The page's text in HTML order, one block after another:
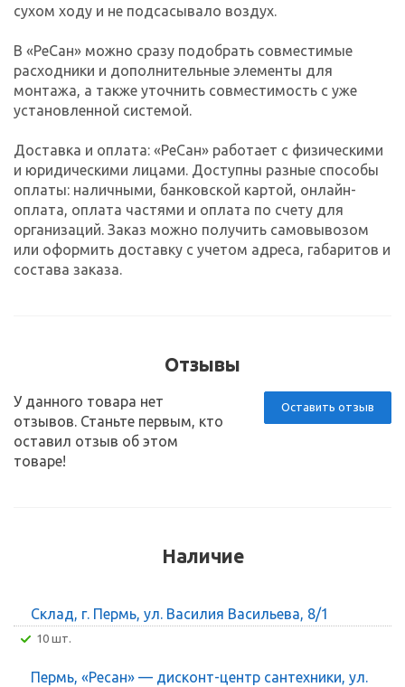
сухом ходу и не подсасывало воздух.
В «РеСан» можно сразу подобрать совместимые
расходники и дополнительные элементы для
монтажа, а также уточнить совместимость с уже
установленной системой.
Доставка и оплата: «РеСан» работает с физическими
и юридическими лицами. Доступны разные способы
оплаты: наличными, банковской картой, онлайн-
оплата, оплата частями и оплата по счету для
организаций. Заказ можно получить самовывозом
или оформить доставку с учетом адреса, габаритов и
состава заказа.
Отзывы
Оставить отзыв
У данного товара нет
отзывов. Станьте первым, кто
оставил отзыв об этом
товаре!
Наличие
Склад, г. Пермь, ул. Василия Васильева, 8/1
10 шт.
Пермь, «Ресан» — дисконт-центр сантехники, ул.